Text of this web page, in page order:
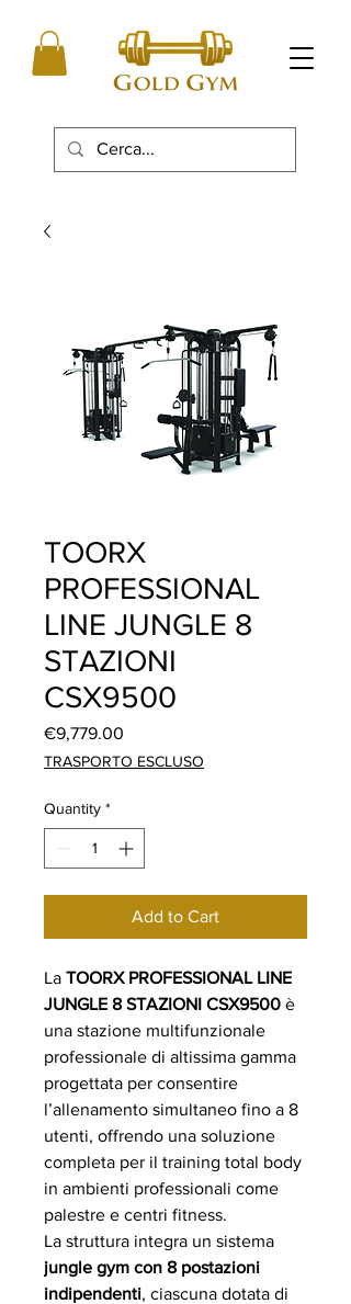
TOORX
PROFESSIONAL
LINE JUNGLE 8
STAZIONI
CSX9500
€9,779.00
TRASPORTO ESCLUSO
Quantity *
Add to Cart
La TOORX PROFESSIONAL LINE
JUNGLE 8 STAZIONI CSX9500 è
una stazione multifunzionale
professionale di altissima gamma
progettata per consentire
l’allenamento simultaneo fino a 8
utenti, offrendo una soluzione
completa per il training total body
in ambienti professionali come
palestre e centri fitness.
La struttura integra un sistema
jungle gym con 8 postazioni
indipendenti, ciascuna dotata di